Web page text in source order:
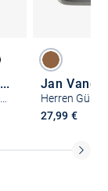
Jan Vanderstorm
27,99 €